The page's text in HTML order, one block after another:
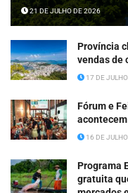
21 DE JULHO DE 2026
Província
vendas de
17 DE
Fórum e
16 DE
Programa
gratuita